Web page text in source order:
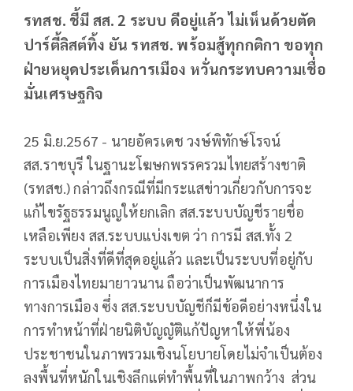
รทสช. ชี้มี สส. 2 ระบบ ดีอยู่แล้ว ไม่เห็นด้วยตัด
ปาร์ตี้ลิสต์ทิ้ง ยัน รทสช. พร้อมสู้ทุกกติกา ขอทุก
ฝ่ายหยุดประเด็นการเมือง หวั่นกระทบความเชื่อ
มั่นเศรษฐกิจ
25 มิ.ย.2567 - นายอัครเดช วงษ์พิทักษ์โรจน์
สส.ราชบุรี ในฐานะโฆษกพรรครวมไทยสร้างชาติ
(รทสช.) กล่าวถึงกรณีที่มีกระแสข่าวเกี่ยวกับการจะ
แก้ไขรัฐธรรมนูญให้ยกเลิก สส.ระบบบัญชีรายชื่อ
เหลือเพียง สส.ระบบแบ่งเขต ว่า การมี สส.ทั้ง 2
ระบบเป็นสิ่งที่ดีที่สุดอยู่แล้ว และเป็นระบบที่อยู่กับ
การเมืองไทยมายาวนาน ถือว่าเป็นพัฒนาการ
ทางการเมือง ซึ่ง สส.ระบบบัญชีก็มีข้อดีอย่างหนึ่งใน
การทำหน้าที่ฝ่ายนิติบัญญัติแก้ปัญหาให้พี่น้อง
ประชาชนในภาพรวมเชิงนโยบายโดยไม่จำเป็นต้อง
ลงพื้นที่หนักในเชิงลึกแต่ทำพื้นที่ในภาพกว้าง ส่วน